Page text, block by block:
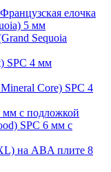
елочка
5 мм
Sequoia
SPC 4 мм
Core) SPC 4
с подложкой
SPC 6 мм с
на ABA плите 8